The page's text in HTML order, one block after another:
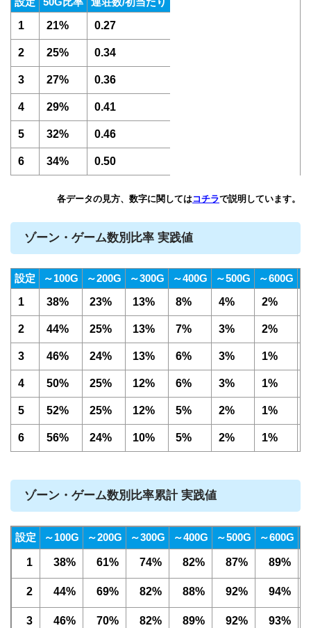
1
21% 0.27
2 25% 0.34
3 27% 0.36
4 29% 0.41
5 32% 0.46
6 34% 0.50
各データの見方、数字に関してはコチラで説明しています。
ゾーン・ゲーム数別比率 実践値
設定 ～100G ～200G ～300G ～400G ～500G ～600G
1
38% 23% 13% 8% 4% 2%
2 44% 25% 13% 7% 3% 2%
3 46% 24% 13% 6% 3% 1%
4 50% 25% 12% 6% 3% 1%
5 52% 25% 12% 5% 2% 1%
6 56% 24% 10% 5% 2% 1%
ゾーン・ゲーム数別比率累計 実践値
設定 ～100G ～200G ～300G ～400G ～500G ～600G
1 38% 61% 74% 82% 87% 89%
2 44% 69% 82% 88% 92% 94%
3 46% 70% 82% 89% 92% 93%